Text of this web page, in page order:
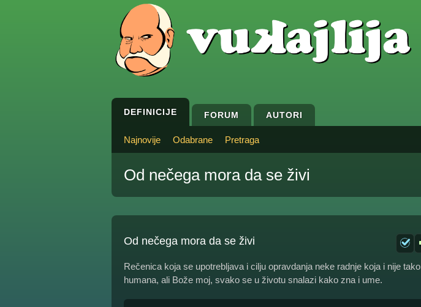
DEFINICIJE FORUM AUTORI
Najnovije Odabrane Pretraga
Od nečega mora da se živi
Od nečega mora da se živi
Rečenica koja se upotrebljava i cilju opravdanja neke radnje koja i nije tako
humana, ali Bože moj, svako se u životu snalazi kako zna i ume.